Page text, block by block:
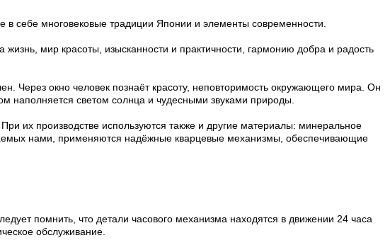
себе многовековые традиции Японии и элементы современности.
мир красоты, изысканности и практичности, гармонию добра и радость
Через окно человек познаёт красоту, неповторимость окружающего мира. Он
наполняется светом солнца и чудесными звуками природы.
их производстве используются также и другие материалы: минеральное
нами, применяются надёжные кварцевые механизмы, обеспечивающие
помнить, что детали часового механизма находятся в движении 24 часа
обслуживание.